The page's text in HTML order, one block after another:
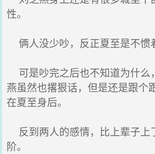
性。
俩人没少吵，反正夏至是不惯
可是吵完之后也不知道为什么
燕虽然也撂狠话，但是还是跟个
在夏至身后。
反到两人的感情，比上辈子上
阶。